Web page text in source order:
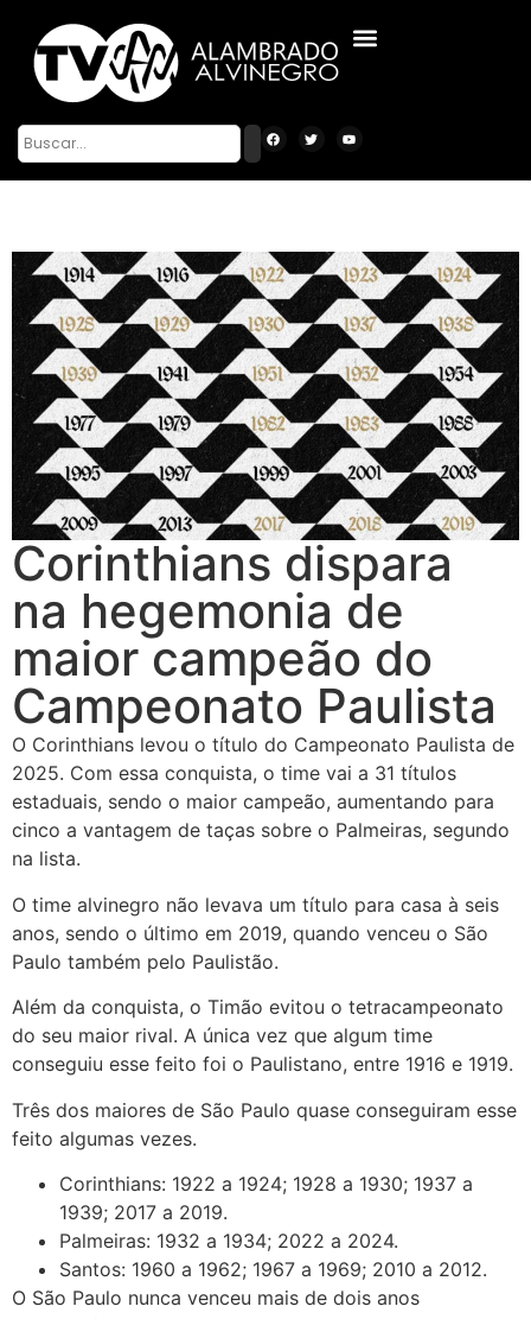
Corinthians dispara
na hegemonia de
maior campeão do
Campeonato Paulista
O Corinthians levou o título do Campeonato Paulista de
2025. Com essa conquista, o time vai a 31 títulos
estaduais, sendo o maior campeão, aumentando para
cinco a vantagem de taças sobre o Palmeiras, segundo
na lista.
O time alvinegro não levava um título para casa à seis
anos, sendo o último em 2019, quando venceu o São
Paulo também pelo Paulistão.
Além da conquista, o Timão evitou o tetracampeonato
do seu maior rival. A única vez que algum time
conseguiu esse feito foi o Paulistano, entre 1916 e 1919.
Três dos maiores de São Paulo quase conseguiram esse
feito algumas vezes.
Corinthians: 1922 a 1924; 1928 a 1930; 1937 a
1939; 2017 a 2019.
Palmeiras: 1932 a 1934; 2022 a 2024.
Santos: 1960 a 1962; 1967 a 1969; 2010 a 2012.
O São Paulo nunca venceu mais de dois anos